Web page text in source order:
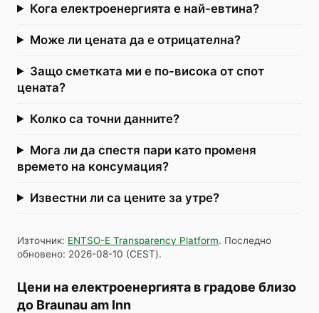
Кога електроенергията е най-евтина?
Може ли цената да е отрицателна?
Защо сметката ми е по-висока от спот
цената?
Колко са точни данните?
Мога ли да спестя пари като променя
времето на консумация?
Известни ли са цените за утре?
Източник: ENTSO-E Transparency Platform. Последно
обновено: 2026-08-10 (CEST).
Цени на електроенергията в градове близо
до Braunau am Inn